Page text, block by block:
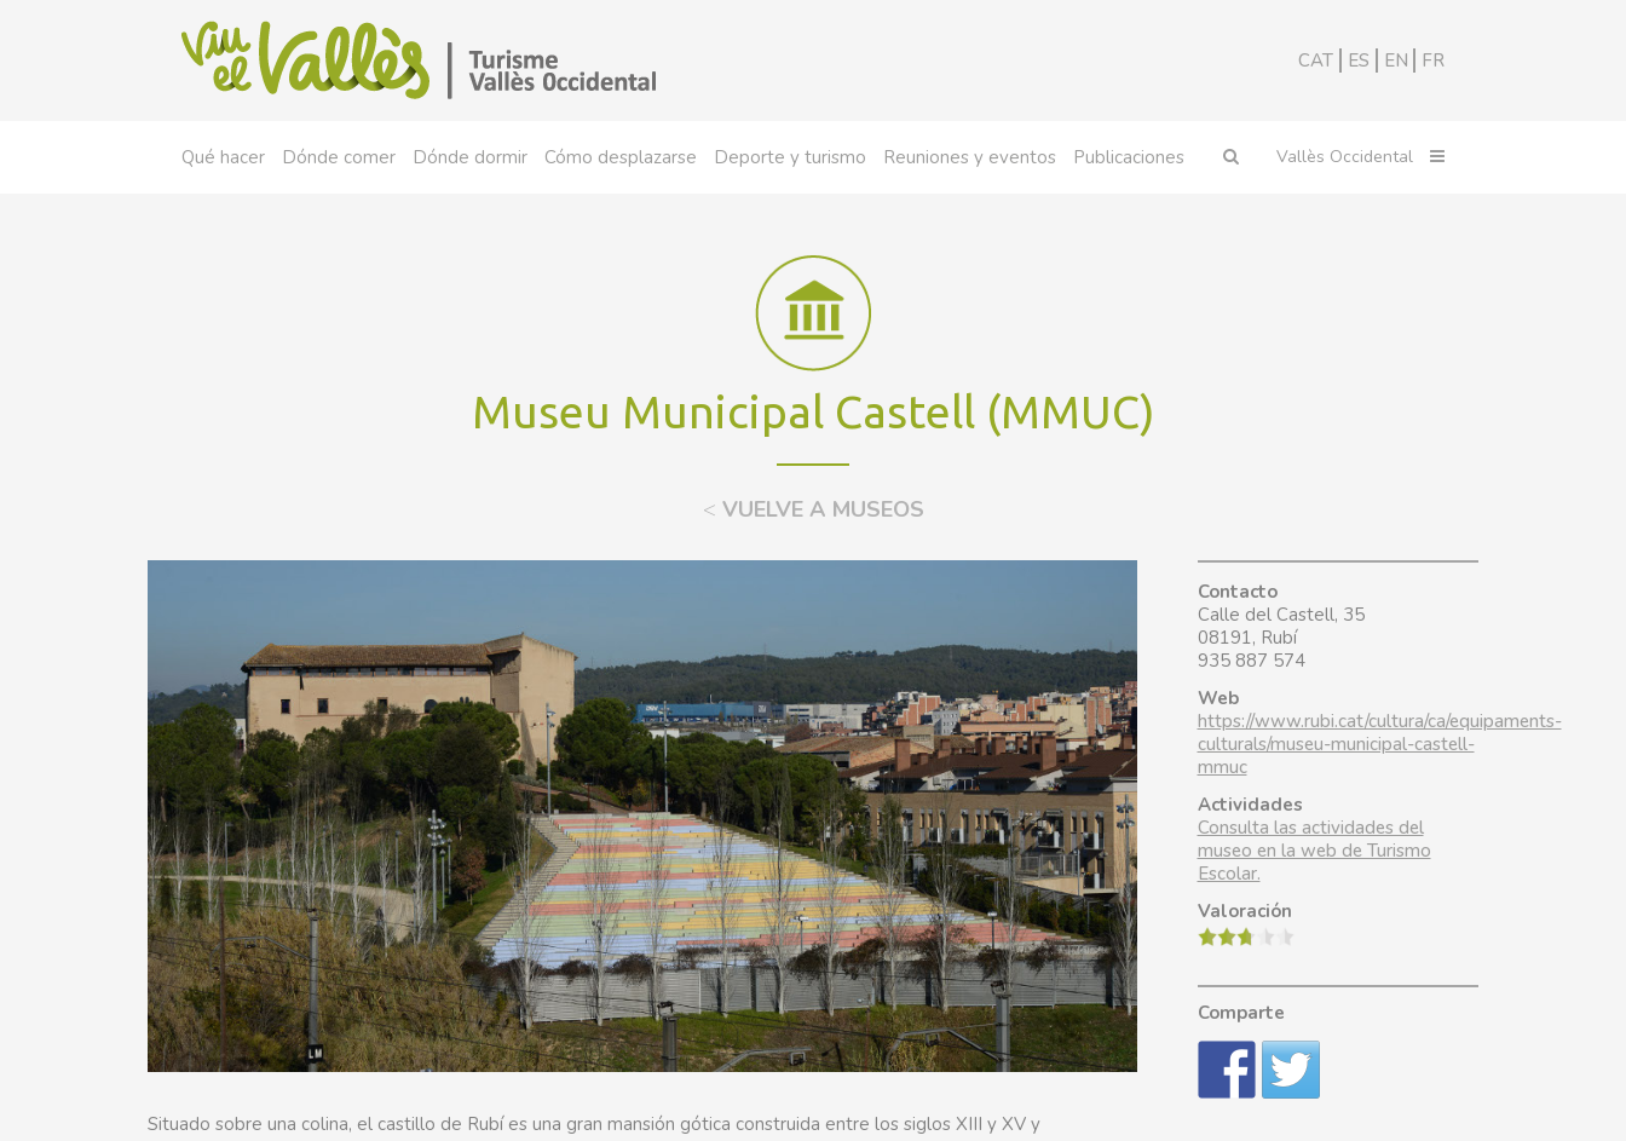
CAT ES EN FR
Qué hacer Dónde comer Dónde dormir Cómo desplazarse Deporte y turismo Reuniones y eventos Publicaciones
Museu Municipal Castell (MMUC)
< VUELVE A MUSEOS
Situado sobre una colina, el castillo de Rubí es una gran mansión gótica construida entre los siglos XIII y XV y
Contacto
Calle del Castell, 35
08191, Rubí
935 887 574
Web
https://www.rubi.cat/cultura/ca/equipaments-
culturals/museu-municipal-castell-
mmuc
Actividades
Consulta las actividades del
museo en la web de Turismo
Escolar.
Valoración
Comparte